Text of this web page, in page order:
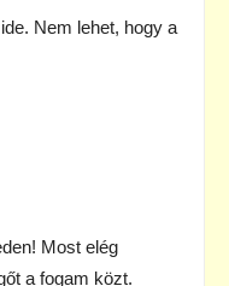
Nem lehet, hogy a
Most elég
a fogam közt.